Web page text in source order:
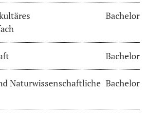
Bachelor
Bachelor
Naturwissenschaftliche Bachelor